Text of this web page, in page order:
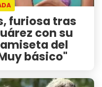
furiosa tras
con su
del
básico"